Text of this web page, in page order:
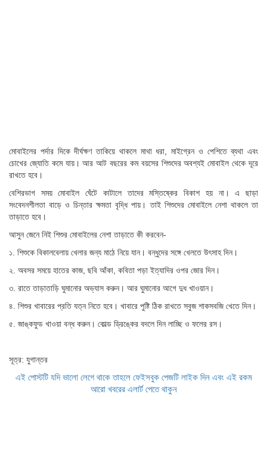
মোবাইলের পর্দার দিকে দীর্ঘক্ষণ তাকিয়ে থাকলে মাথা ধরা, মাইগ্রেন ও পেশিতে ব্যথা এবং
চোখের জ্যোতি কমে যায়। আর আট বছরের কম বয়সের শিশুদের অবশ্যই মোবাইল থেকে দূরে
রাখতে হবে।
বেশিরভাগ সময় মোবাইল ঘেঁটে কাটালে তাদের মস্তিষ্কের বিকাশ হয় না। এ ছাড়া
সংবেদনশীলতা বাড়ে ও চিন্তার ক্ষমতা বৃদ্ধি পায়। তাই শিশুদের মোবাইলে নেশা থাকলে তা
তাড়াতে হবে।
আসুন জেনে নিই শিশুর মোবাইলের নেশা তাড়াতে কী করবেন-
১. শিশুকে বিকালবেলায় খেলার জন্য মাঠে নিয়ে যান। বন্ধুদের সঙ্গে খেলতে উৎসাহ দিন।
২. অবসর সময়ে হাতের কাজ, ছবি আঁকা, কবিতা পড়া ইত্যাদির ওপর জোর দিন।
৩. রাতে তাড়াতাড়ি ঘুমানোর অভ্যাস করুন। আর ঘুমানোর আগে দুধ খাওয়ান।
৪. শিশুর খাবারের প্রতি যত্ন নিতে হবে। খাবারে পুষ্টি ঠিক রাখতে সবুজ শাকসবজি খেতে দিন।
৫. জাঙ্কফুড খাওয়া বন্ধ করুন। কোল্ড ড্রিঙ্কের বদলে দিন লাচ্ছি ও ফলের রস।
সূত্র: যুগান্তর
এই পোস্টটি যদি ভালো লেগে থাকে তাহলে ফেইসবুক পেজটি লাইক দিন এবং এই রকম
আরো খবরের এলার্ট পেতে থাকুন